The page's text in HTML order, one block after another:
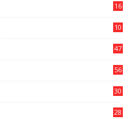
16
10
47
56
30
28